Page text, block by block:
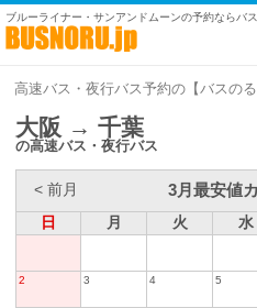
ブルーライナー・サンアンドムーンの予約ならバ
高速バス・夜行バス予約の【バスのる
大阪 → 千葉
の高速バス・夜行バス
< 前月 3月最安値
日
月 火 水
2 3 4 5